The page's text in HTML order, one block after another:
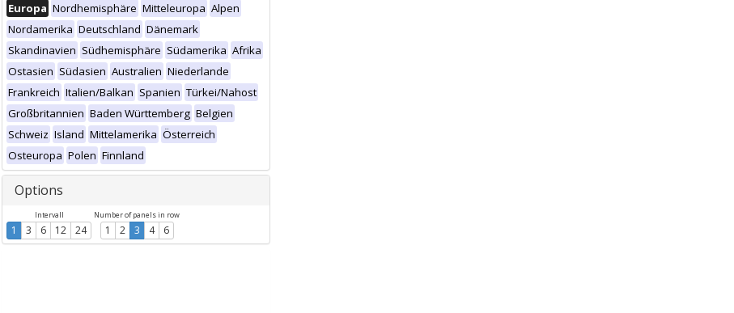
Europa Nordhemisphäre Mitteleuropa Alpen
Nordamerika Deutschland Dänemark
Skandinavien Südhemisphäre Südamerika Afrika
Ostasien Südasien Australien Niederlande
Frankreich Italien/Balkan Spanien Türkei/Nahost
Großbritannien Baden Württemberg Belgien
Schweiz Island Mittelamerika Österreich
Osteuropa Polen Finnland
Options
Intervall
1 3 6 12 24
Number of panels in row
1 2 3 4 6